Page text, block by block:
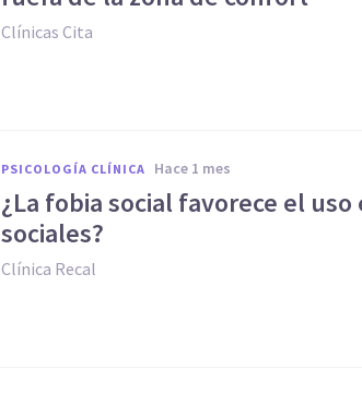
Clínicas Cita
PSICOLOGÍA CLÍNICA hace 1 mes
¿La fobia social favorece el
sociales?
Clínica Recal